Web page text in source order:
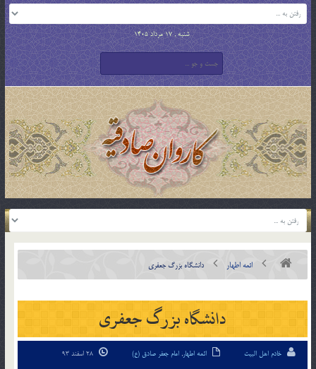
شنبه , 17 مرداد 1405
ائمه اطهار دانشگاه بزرگ جعفری
دانشگاه بزرگ جعفری
خادم اهل البیت ائمه اطهار, امام جعفر صادق (ع)